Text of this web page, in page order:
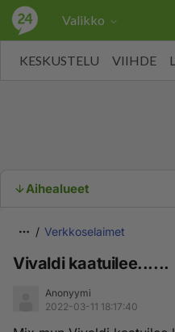
Valikko
KESKUSTELU VIIHDE
Aihealueet
Verkkoselaimet
Vivaldi kaatuilee......
Anonyymi
2022-03-11 18:17:40